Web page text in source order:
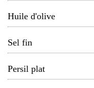
Huile d'olive
Sel fin
Persil plat